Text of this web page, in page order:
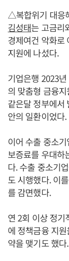
△복합위기 대응
김성태는 고금리
경제여건 악화로
지원에 나섰다.
기업은행 2023
의 맞춤형 금융
같은달 정부에서
안의 일환이었다.
이어 수출 중소
보증료를 우대하
다. 수출 중소기
도 시행했다. 이
를 감면했다.
연 2회 이상 정기
에 정책금융 지
약을 맺기도 했다.